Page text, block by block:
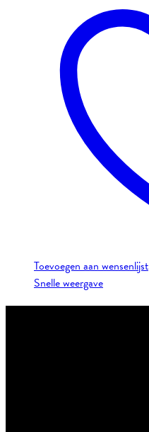
Toevoegen aan wensenlijst
Snelle weergave